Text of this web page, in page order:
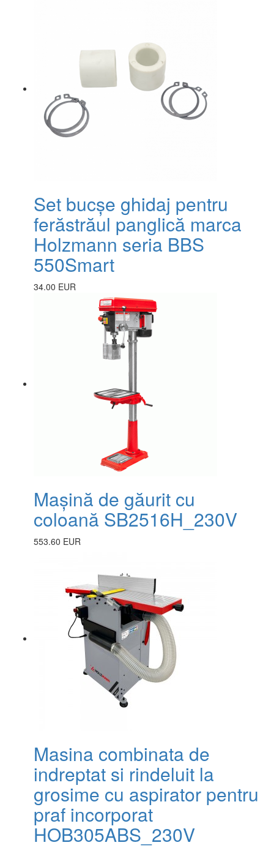
Set bucșe ghidaj pentru
ferăstrăul panglică marca
Holzmann seria BBS
550Smart
34.00 EUR
Mașină de găurit cu
coloană SB2516H_230V
553.60 EUR
Masina combinata de
indreptat si rindeluit la
grosime cu aspirator pentru
praf incorporat
HOB305ABS_230V